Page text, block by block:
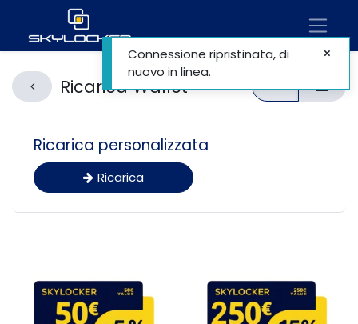
Ricarica Wallet
Ricarica personalizzata
Ricarica
Connessione ripristinata, di
nuovo in linea.